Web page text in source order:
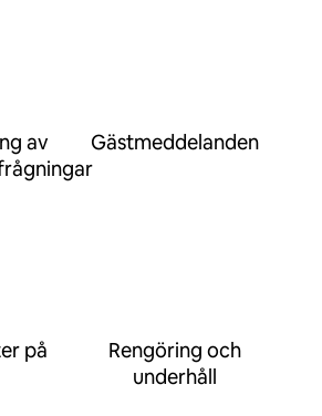
av
Gästmeddelanden
på
Rengöring och
underhåll